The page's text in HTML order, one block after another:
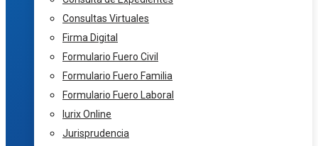
Consultas Virtuales
Firma Digital
Formulario Fuero Civil
Formulario Fuero Familia
Formulario Fuero Laboral
Iurix Online
Jurisprudencia